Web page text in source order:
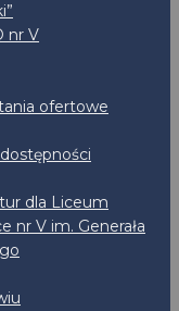
nr V
ofertowe
dla Liceum
nr V im. Generała